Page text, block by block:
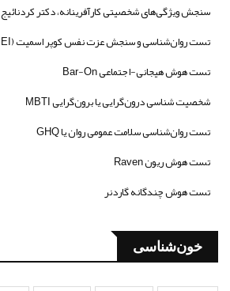
سنجش ویژگی‌های شخصیتی کارآفرینانه، دکتر کردنائیج
تست روان‌شناسی و سنجش عزت نفس کوپر اسمیت (CSEI)
تست هوش هیجانی-اجتماعی Bar-On
شخصیت شناسی درون‌گرایی یا برون‌گرایی MBTI
تست روان‌شناسی سلامت عمومی روان یا GHQ
تست هوش ریون Raven
تست هوش چندگانه گاردنر
خون‌شناسی